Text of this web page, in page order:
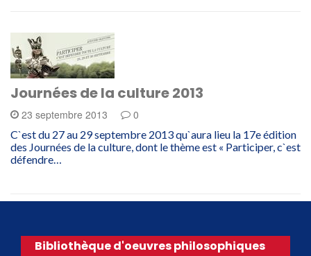
Journées de la culture 2013
23 septembre 2013 0
C`est du 27 au 29 septembre 2013 qu`aura lieu la 17e édition
des Journées de la culture, dont le thème est « Participer, c`est
défendre…
Bibliothèque d'oeuvres philosophiques